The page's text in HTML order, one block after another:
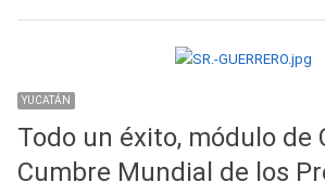
YUCATÁN
Todo un éxito, módulo de
Cumbre Mundial de los